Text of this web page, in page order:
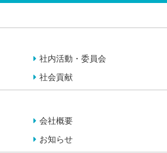
社内活動・委員会
社会貢献
会社概要
お知らせ